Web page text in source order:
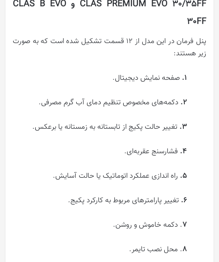
CLAS PREMIUM EVO 30/35FF و CLAS B EVO
30FF
پنل فرمان در این مدل از 12 قسمت تشکیل شده‌ است که به صورت
زیر هستند:
۱. صفحه‌ نمایش دیجیتال.
۲. دکمه‌های مخصوص تنظیم دمای آب گرم مصرفی.
۳. تغییر حالت پکیج از تابستانه به زمستانه یا برعکس.
۴. فشارسنج عقربه‌ای.
۵. راه‌ اندازی عملکرد اتوماتیک یا حالت آسایش.
۶. تغییر پارامترهای مربوط به کارکرد پکیج.
۷. دکمه خاموش و روشن.
۸. محل نصب تایمر.